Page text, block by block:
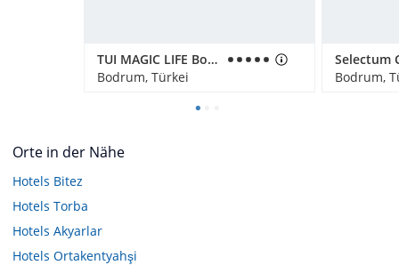
TUI MAGIC LIFE Bodrum - Adult Only (16+)
Bodrum, Türkei
Bodrum,
Orte in der Nähe
Hotels Bitez
Hotels Torba
Hotels Akyarlar
Hotels Ortakentyahşi